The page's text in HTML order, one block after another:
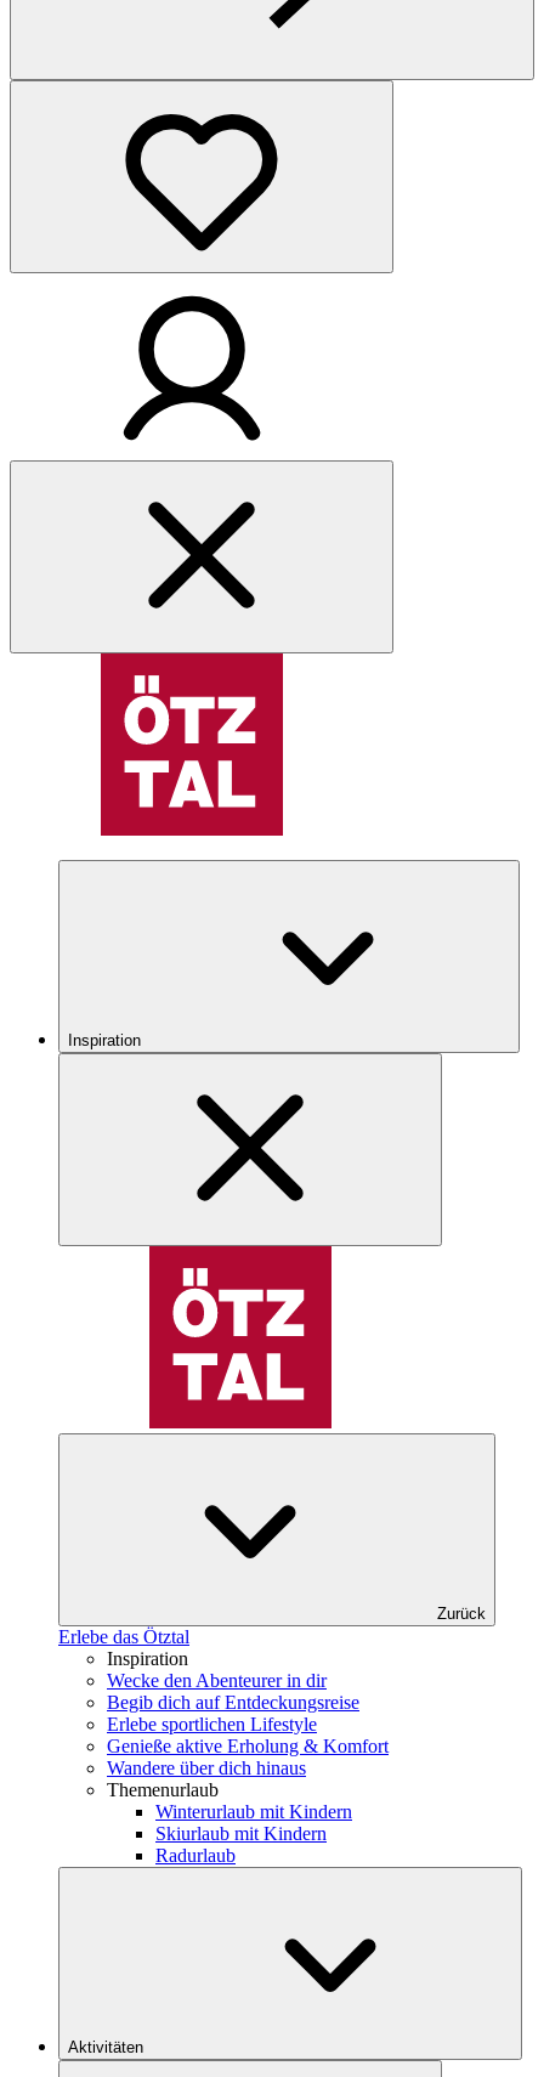
Inspiration
Zurück
Erlebe das Ötztal
Inspiration
Wecke den Abenteurer in dir
Begib dich auf Entdeckungsreise
Erlebe sportlichen Lifestyle
Genieße aktive Erholung & Komfort
Wandere über dich hinaus
Themenurlaub
Winterurlaub mit Kindern
Skiurlaub mit Kindern
Radurlaub
Aktivitäten